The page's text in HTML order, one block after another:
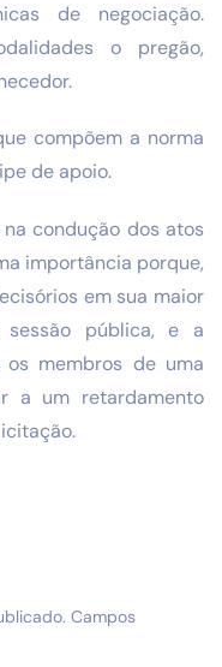
de negociação.
o pregão,
compõem a norma
de apoio.
condução dos atos
importância porque,
em sua maior
pública, e a
os membros de uma
a um retardamento
Campos